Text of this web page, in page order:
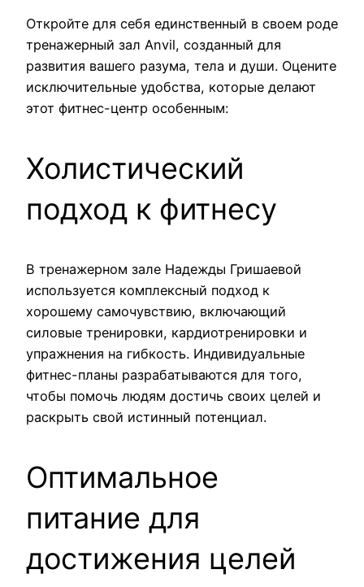
Откройте для себя единственный в своем роде
тренажерный зал Anvil, созданный для
развития вашего разума, тела и души. Оцените
исключительные удобства, которые делают
этот фитнес-центр особенным:
Холистический
подход к фитнесу
В тренажерном зале Надежды Гришаевой
используется комплексный подход к
хорошему самочувствию, включающий
силовые тренировки, кардиотренировки и
упражнения на гибкость. Индивидуальные
фитнес-планы разрабатываются для того,
чтобы помочь людям достичь своих целей и
раскрыть свой истинный потенциал.
Оптимальное
питание для
достижения целей